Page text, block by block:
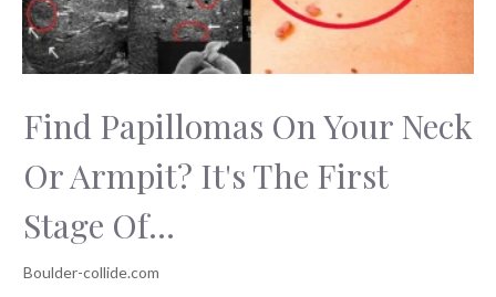
Find Papillomas On Your Neck
Or Armpit? It's The First
Stage Of...